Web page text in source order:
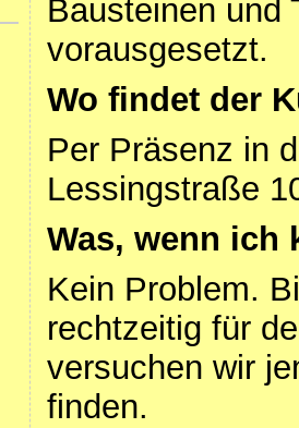
Bausteinen und
vorausgesetzt.
Wo findet der
Per Präsenz in
Lessingstraße
Was, wenn ich
Kein Problem.
rechtzeitig für
versuchen wir
finden.